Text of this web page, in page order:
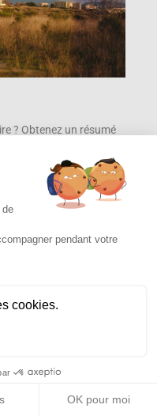
? Obtenez un résumé
de
pendant votre
cookies.
OK pour moi